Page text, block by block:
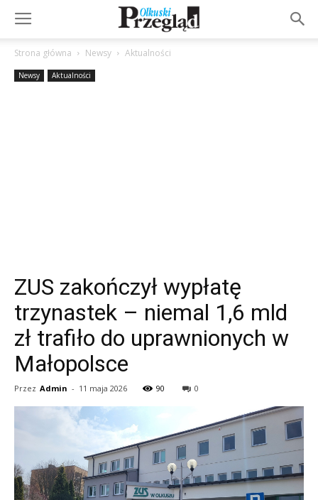
Strona główna Newsy Aktualności
Newsy Aktualności
ZUS zakończył wypłatę
trzynastek – niemal 1,6 mld
zł trafiło do uprawnionych w
Małopolsce
Przez Admin - 11 maja 2026 90 0